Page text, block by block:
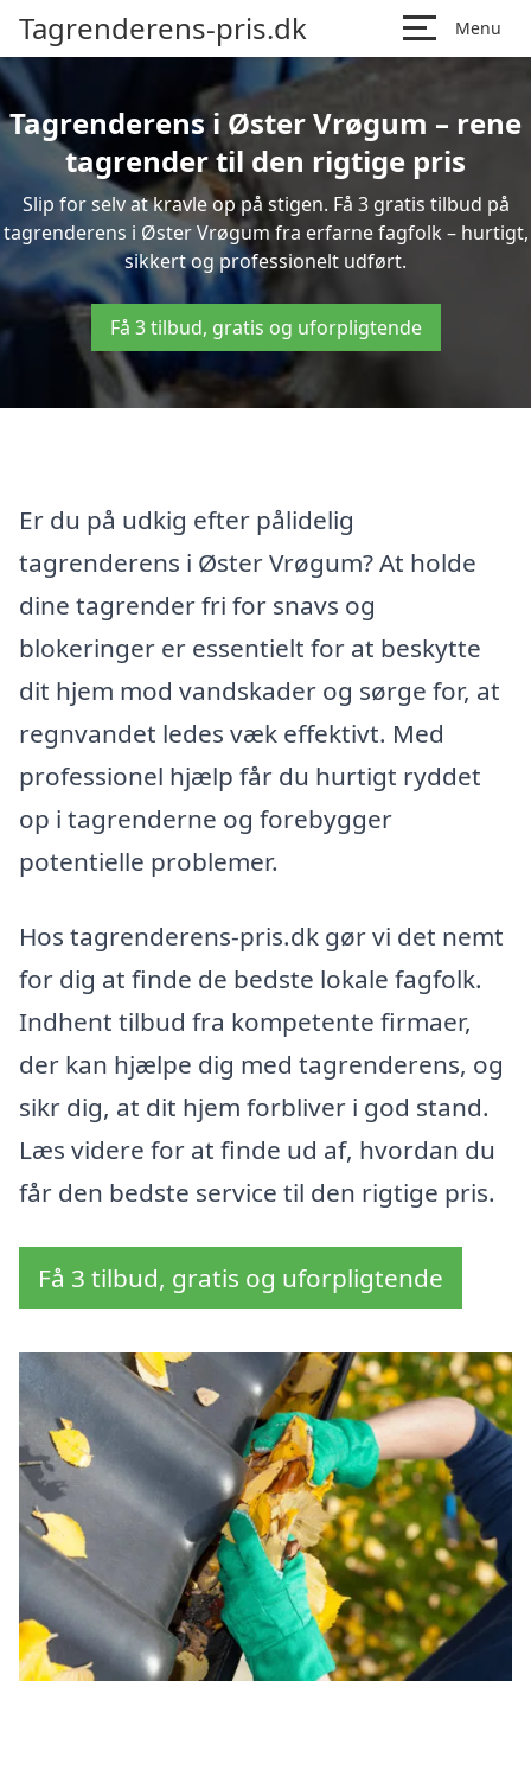
Tagrenderens-pris.dk Menu
Tagrenderens i Øster Vrøgum – rene
tagrender til den rigtige pris
Slip for selv at kravle op på stigen. Få 3 gratis tilbud på
tagrenderens i Øster Vrøgum fra erfarne fagfolk – hurtigt,
sikkert og professionelt udført.
Få 3 tilbud, gratis og uforpligtende
Er du på udkig efter pålidelig
tagrenderens i Øster Vrøgum? At holde
dine tagrender fri for snavs og
blokeringer er essentielt for at beskytte
dit hjem mod vandskader og sørge for, at
regnvandet ledes væk effektivt. Med
professionel hjælp får du hurtigt ryddet
op i tagrenderne og forebygger
potentielle problemer.
Hos tagrenderens-pris.dk gør vi det nemt
for dig at finde de bedste lokale fagfolk.
Indhent tilbud fra kompetente firmaer,
der kan hjælpe dig med tagrenderens, og
sikr dig, at dit hjem forbliver i god stand.
Læs videre for at finde ud af, hvordan du
får den bedste service til den rigtige pris.
Få 3 tilbud, gratis og uforpligtende